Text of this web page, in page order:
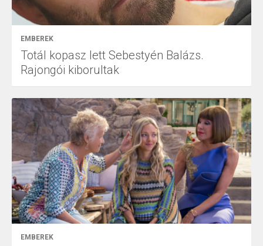
EMBEREK
Totál kopasz lett Sebestyén Balázs.
Rajongói kiborultak
EMBEREK